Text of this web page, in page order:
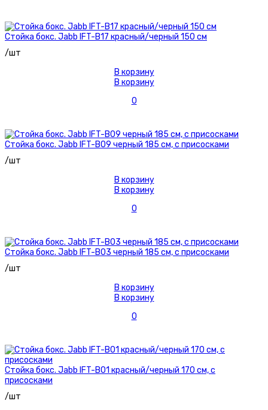
Стойка бокс. Jabb IFT-B17 красный/черный 150 см
/шт
В корзину
В корзину
0
Стойка бокс. Jabb IFT-B09 черный 185 см, с присосками
/шт
В корзину
В корзину
0
Стойка бокс. Jabb IFT-B03 черный 185 см, с присосками
/шт
В корзину
В корзину
0
Стойка бокс. Jabb IFT-B01 красный/черный 170 см, с
присосками
/шт